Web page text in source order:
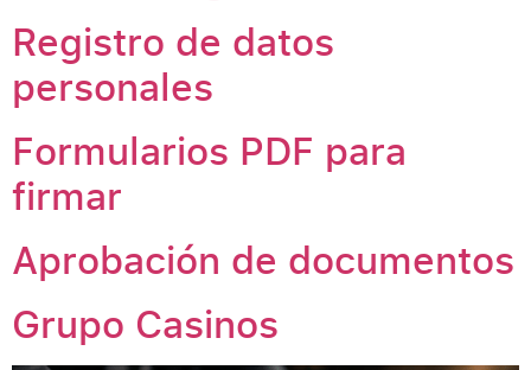
Registro de datos
personales
Formularios PDF para
firmar
Aprobación de documentos
Grupo Casinos